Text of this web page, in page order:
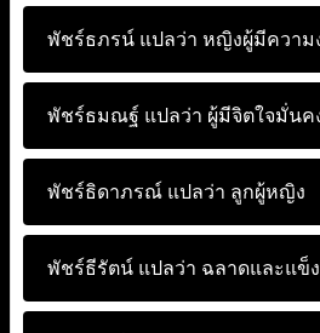
พัชร์ธภรน์ แปลว่า หญิงผู้มีความ
พัชร์ธมณฐ์ แปลว่า ผู้มีจิตใจมั่นค
พัชร์ธิดาภรณ์ แปลว่า ลูกผู้หญิง
พัชร์ธีรัตน์ แปลว่า ฉลาดและแข็